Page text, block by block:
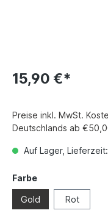
15,90 €*
Preise inkl. MwSt.
Deutschlands ab
Auf Lager,
Farbe
Gold Rot